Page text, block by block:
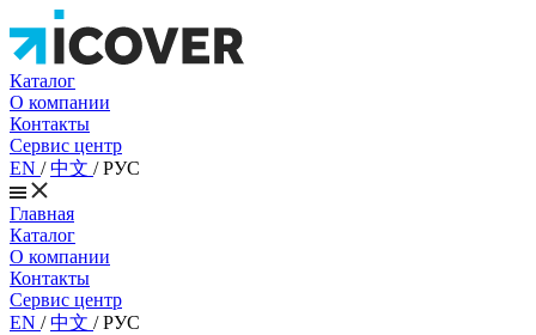
Каталог
О компании
Контакты
Сервис центр
EN /中文 /РУС
Главная
Каталог
О компании
Контакты
Сервис центр
EN /中文 /РУС